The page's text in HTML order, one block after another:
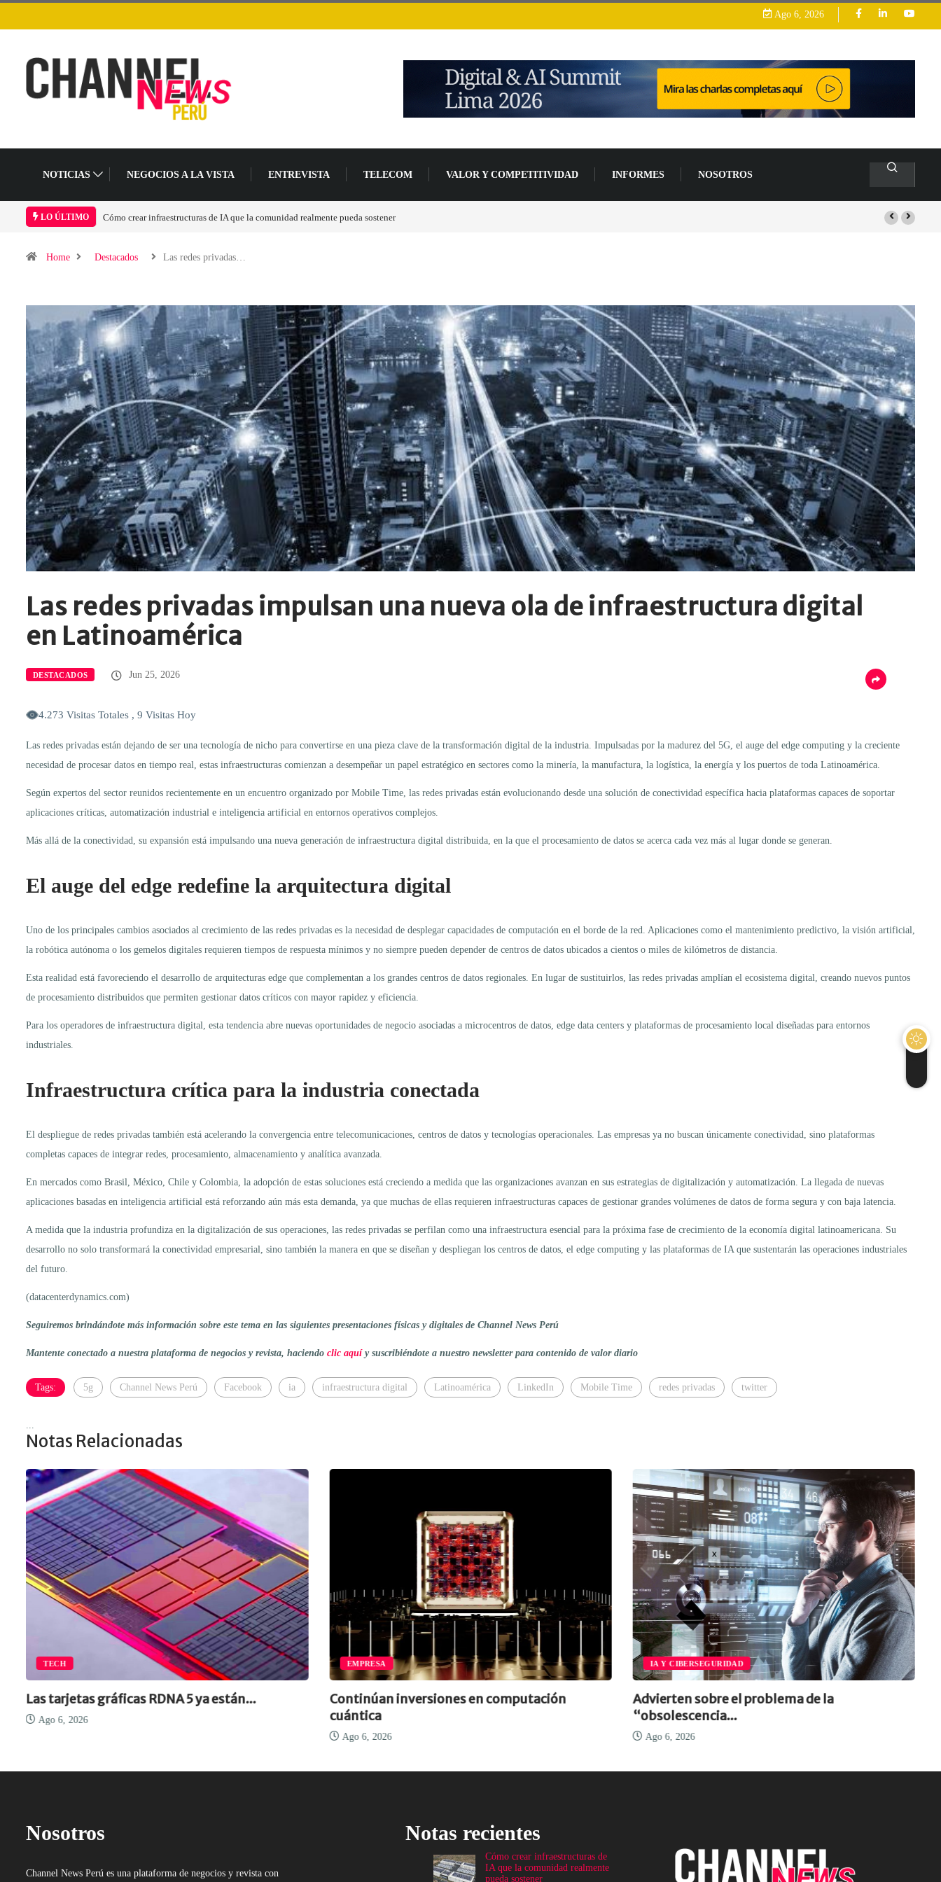
Ago 6, 2026
NOTICIAS NEGOCIOS A LA VISTA ENTREVISTA TELECOM VALOR Y COMPETITIVIDAD INFORMES NOSOTROS
LO ÚLTIMO Cómo crear infraestructuras de IA que la comunidad realmente pueda sostenerLas tarjetas gráficas RDNA 5 ya están en fase avanzada de desarrollo
Home Destacados Las redes privadas…
Las redes privadas impulsan una nueva ola de infraestructura digital
en Latinoamérica
DESTACADOS Jun 25, 2026
4.273 Visitas Totales , 9 Visitas Hoy
Las redes privadas están dejando de ser una tecnología de nicho para convertirse en una pieza clave de la transformación digital de la industria. Impulsadas por la madurez del 5G, el auge del edge computing y la creciente
necesidad de procesar datos en tiempo real, estas infraestructuras comienzan a desempeñar un papel estratégico en sectores como la minería, la manufactura, la logística, la energía y los puertos de toda Latinoamérica.
Según expertos del sector reunidos recientemente en un encuentro organizado por Mobile Time, las redes privadas están evolucionando desde una solución de conectividad específica hacia plataformas capaces de soportar
aplicaciones críticas, automatización industrial e inteligencia artificial en entornos operativos complejos.
Más allá de la conectividad, su expansión está impulsando una nueva generación de infraestructura digital distribuida, en la que el procesamiento de datos se acerca cada vez más al lugar donde se generan.
El auge del edge redefine la arquitectura digital
Uno de los principales cambios asociados al crecimiento de las redes privadas es la necesidad de desplegar capacidades de computación en el borde de la red. Aplicaciones como el mantenimiento predictivo, la visión artificial,
la robótica autónoma o los gemelos digitales requieren tiempos de respuesta mínimos y no siempre pueden depender de centros de datos ubicados a cientos o miles de kilómetros de distancia.
Esta realidad está favoreciendo el desarrollo de arquitecturas edge que complementan a los grandes centros de datos regionales. En lugar de sustituirlos, las redes privadas amplían el ecosistema digital, creando nuevos puntos
de procesamiento distribuidos que permiten gestionar datos críticos con mayor rapidez y eficiencia.
Para los operadores de infraestructura digital, esta tendencia abre nuevas oportunidades de negocio asociadas a microcentros de datos, edge data centers y plataformas de procesamiento local diseñadas para entornos
industriales.
Infraestructura crítica para la industria conectada
El despliegue de redes privadas también está acelerando la convergencia entre telecomunicaciones, centros de datos y tecnologías operacionales. Las empresas ya no buscan únicamente conectividad, sino plataformas
completas capaces de integrar redes, procesamiento, almacenamiento y analítica avanzada.
En mercados como Brasil, México, Chile y Colombia, la adopción de estas soluciones está creciendo a medida que las organizaciones avanzan en sus estrategias de digitalización y automatización. La llegada de nuevas
aplicaciones basadas en inteligencia artificial está reforzando aún más esta demanda, ya que muchas de ellas requieren infraestructuras capaces de gestionar grandes volúmenes de datos de forma segura y con baja latencia.
A medida que la industria profundiza en la digitalización de sus operaciones, las redes privadas se perfilan como una infraestructura esencial para la próxima fase de crecimiento de la economía digital latinoamericana. Su
desarrollo no solo transformará la conectividad empresarial, sino también la manera en que se diseñan y despliegan los centros de datos, el edge computing y las plataformas de IA que sustentarán las operaciones industriales
del futuro.
(datacenterdynamics.com)
Seguiremos brindándote más información sobre este tema en las siguientes presentaciones físicas y digitales de Channel News Perú
Mantente conectado a nuestra plataforma de negocios y revista, haciendo clic aquíy suscribiéndote a nuestro newsletter para contenido de valor diario
Tags: 5g Channel News Perú Facebook ia infraestructura digital Latinoamérica LinkedIn Mobile Time redes privadas twitter
Notas Relacionadas
TECH
Las tarjetas gráficas RDNA 5 ya están...
Ago 6, 2026
EMPRESA
Continúan inversiones en computación
cuántica
Ago 6, 2026
IA Y CIBERSEGURIDAD
Advierten sobre el problema de la
“obsolescencia...
Ago 6, 2026
Nosotros
Channel News Perú es una plataforma de negocios y revista con
Notas recientes
Cómo crear infraestructuras de
IA que la comunidad realmente
pueda sostener